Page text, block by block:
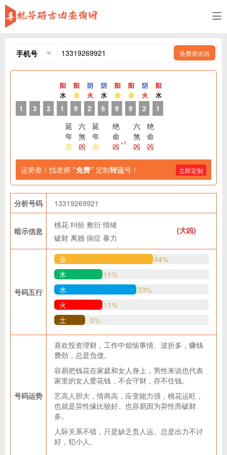
免费测吉凶
1 3 3
阳
水
1
阳
金
9
延
年
吉
阴
火
2
六
煞
凶
阴
水
6
延
年
吉
阳
金
9
阳
金
9
绝
命
凶 +1
阴
火
2
六
煞
凶
阳
水
1
绝
命
凶
运势差！找老师 “免费” 定制转运号！ 立即定制
分析号码 13319269921
暗示信息
桃花 纠纷 敷衍 情绪
破财 离婚 病症 暴力
(大凶)
号码五行
金
44%
木
11%
水
33%
火
11%
土
0%
号码运势
喜欢投资理财，工作中烦恼事情、波折多，赚钱
费劲，总是负债。
容易把钱花在家庭和女人身上，男性来说也代表
家里的女人爱花钱，不会守财，存不住钱。
艺高人胆大，情商高，应变能力强，桃花运旺，
也就是异性缘比较好。也容易因为异性而破财
多。
人际关系不错，只是缺乏贵人运。总是出力不讨
好，犯小人。